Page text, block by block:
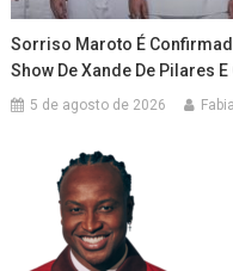
Sorriso Maroto É
Show De Xande De Pilares
5 de agosto de 2026